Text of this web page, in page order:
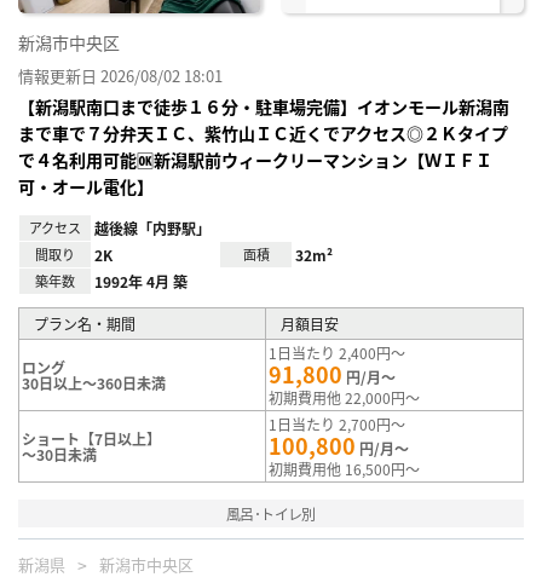
新潟市中央区
情報更新日 2026/08/02 18:01
【新潟駅南口まで徒歩１６分・駐車場完備】イオンモール新潟南
まで車で７分弁天ＩＣ、紫竹山ＩＣ近くでアクセス◎２Ｋタイプ
で４名利用可能🆗新潟駅前ウィークリーマンション【ＷＩＦＩ
可・オール電化】
アクセス 越後線「内野駅」
間取り 2K 面積 32m²
築年数 1992年 4月 築
プラン名・期間 月額目安
ロング
30日以上～360日未満
1日当たり 2,400円～
91,800 円/月～
初期費用他 22,000円～
ショート【7日以上】
～30日未満
1日当たり 2,700円～
100,800 円/月～
初期費用他 16,500円～
風呂･トイレ別
新潟県 新潟市中央区